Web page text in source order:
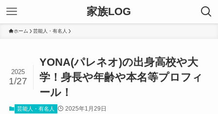
家族LOG
ホーム 芸能人・有名人
YONA(パレネオ)の出身高校や大
学！身長や年齢や本名等プロフィ
ール！
2025
1/27
芸能人・有名人 2025年1月29日